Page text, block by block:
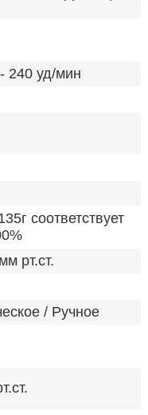
240 уд/мин
соответствует
рт.ст.
/ Ручное